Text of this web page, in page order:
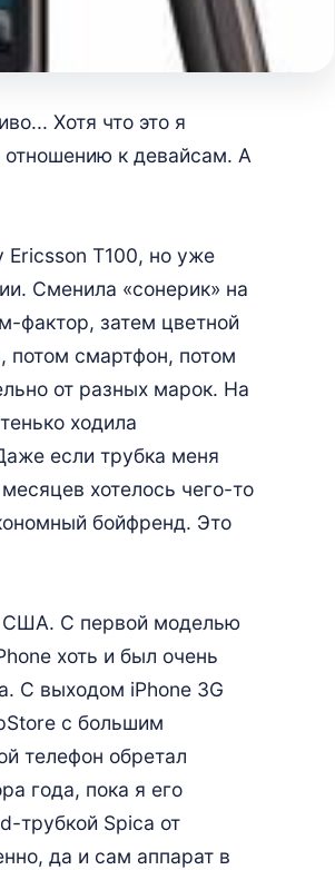
Хотя что это я
отношению к девайсам. А
T100, но уже
Сменила «сонерик» на
фактор, затем цветной
потом смартфон, потом
от разных марок. На
ходила
если трубка меня
хотелось чего-то
бойфренд. Это
США. С первой моделью
хоть и был очень
С выходом iPhone 3G
с большим
телефон обретал
года, пока я его
трубкой Spica от
да и сам аппарат в